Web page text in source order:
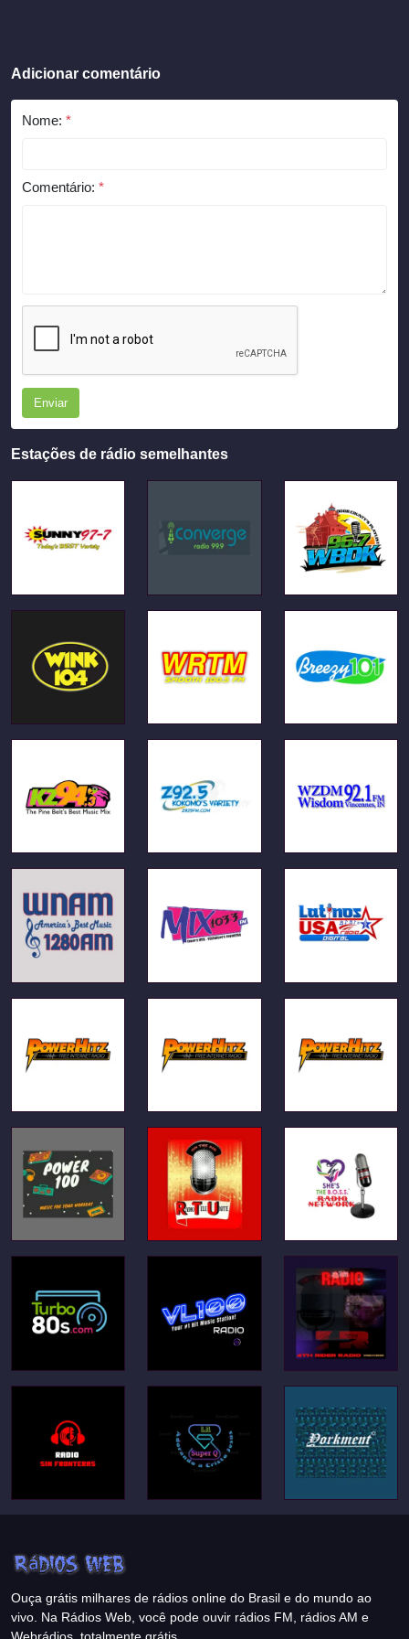
Adicionar comentário
Nome: *
Comentário: *
Enviar
Estações de rádio semelhantes
Ouça grátis milhares de rádios online do Brasil e do mundo ao
vivo. Na Rádios Web, você pode ouvir rádios FM, rádios AM e